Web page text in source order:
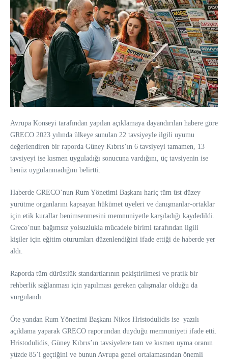
Avrupa Konseyi tarafından yapılan açıklamaya dayandırılan habere göre
GRECO 2023 yılında ülkeye sunulan 22 tavsiyeyle ilgili uyumu
değerlendiren bir raporda Güney Kıbrıs’ın 6 tavsiyeyi tamamen, 13
tavsiyeyi ise kısmen uyguladığı sonucuna vardığını, üç tavsiyenin ise
henüz uygulanmadığını belirtti.
Haberde GRECO’nun Rum Yönetimi Başkanı hariç tüm üst düzey
yürütme organlarını kapsayan hükümet üyeleri ve danışmanlar-ortaklar
için etik kurallar benimsenmesini memnuniyetle karşıladığı kaydedildi.
Greco’nun bağımsız yolsuzlukla mücadele birimi tarafından ilgili
kişiler için eğitim oturumları düzenlendiğini ifade ettiği de haberde yer
aldı.
Raporda tüm dürüstlük standartlarının pekiştirilmesi ve pratik bir
rehberlik sağlanması için yapılması gereken çalışmalar olduğu da
vurgulandı.
Öte yandan Rum Yönetimi Başkanı Nikos Hristodulidis ise yazılı
açıklama yaparak GRECO raporundan duyduğu memnuniyeti ifade etti.
Hristodulidis, Güney Kıbrıs’ın tavsiyelere tam ve kısmen uyma oranın
yüzde 85’i geçtiğini ve bunun Avrupa genel ortalamasından önemli